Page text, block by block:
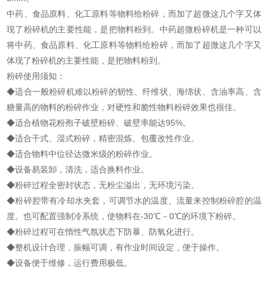
中药、食品原料、化工原料等物料给粉碎，而加了超微这几个字又体
现了粉碎机的主要性能，是把物料粉到。中药超微粉碎机是一种可以
将中药、食品原料、化工原料等物料给粉碎，而加了超微这几个字又
体现了粉碎机的主要性能，是把物料粉到。
粉碎使用须知：
◆适合一般粉碎机难以粉碎的韧性、纤维状、海绵状、含油率高、含
糖量高的物料的粉碎作业，对硬性和脆性物料粉碎效果也很佳。
◆适合植物花粉孢子破壁粉碎、破壁率能达95%。
◆适合干式、湿式粉碎，精密混炼、包覆改性作业。
◆适合物料中位径达微米级的粉碎作业。
◆设备易装卸，清洗，适合换料作业。
◆粉碎过程全密封状态，无粉尘溢出，无环境污染。
◆粉碎腔带有冷却水夹套，可调节水的温度、流量来控制粉碎腔的温
度。也可配置强制冷系统，使物料在-30℃－0℃的环境下粉碎。
◆粉碎过程可在惰性气氛状态下防暴、防氧化进行。
◆整机设计合理，振幅可调，有作业时间设定，便于操作。
◆设备便于维修，运行费用极低。